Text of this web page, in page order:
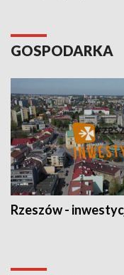
GOSPODARKA
Rzeszów -